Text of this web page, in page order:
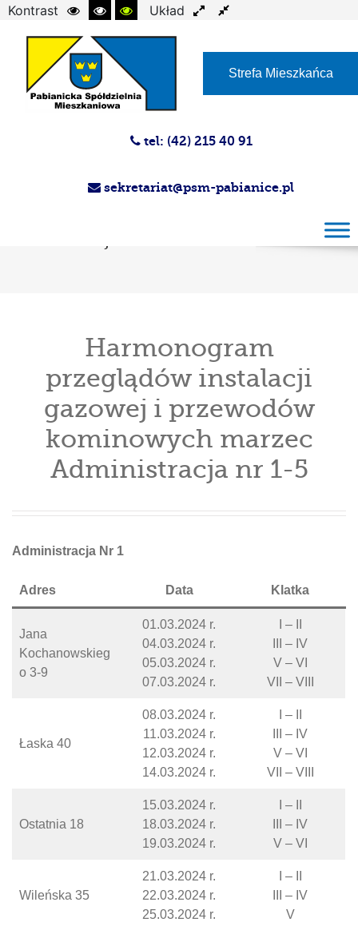
Kontrast
Układ
Strefa Mieszkańca
tel: (42) 215 40 91
sekretariat@psm-pabianice.pl
gazowej i przewodów kominowych marzec
Harmonogram
przeglądów instalacji
gazowej i przewodów
kominowych marzec
Administracja nr 1-5
Administracja Nr 1
Adres Data Klatka
Jana
Kochanowskieg
o 3-9
01.03.2024 r.
04.03.2024 r.
05.03.2024 r.
07.03.2024 r.
I – II
III – IV
V – VI
VII – VIII
Łaska 40
08.03.2024 r.
11.03.2024 r.
12.03.2024 r.
14.03.2024 r.
I – II
III – IV
V – VI
VII – VIII
Ostatnia 18
15.03.2024 r.
18.03.2024 r.
19.03.2024 r.
I – II
III – IV
V – VI
Wileńska 35
21.03.2024 r.
22.03.2024 r.
25.03.2024 r.
I – II
III – IV
V